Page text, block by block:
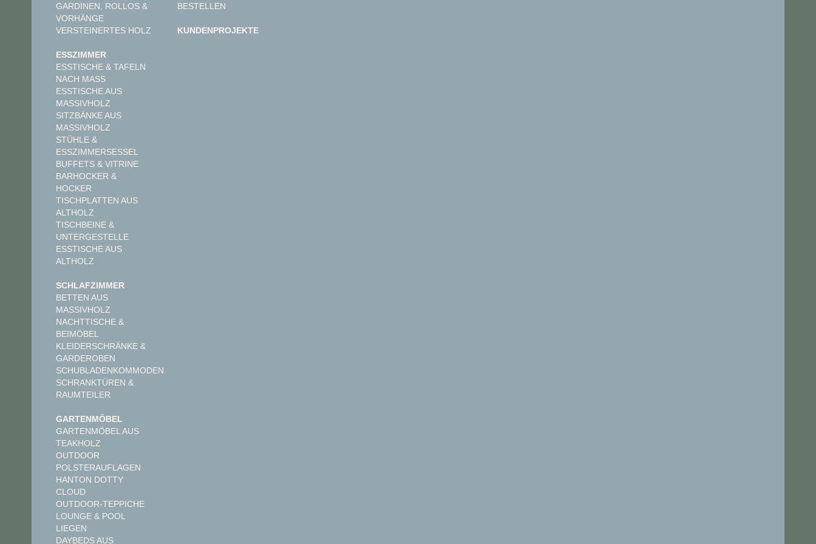
GARDINEN, ROLLOS &
VORHÄNGE
VERSTEINERTES HOLZ
ESSZIMMER
ESSTISCHE & TAFELN
NACH MASS
ESSTISCHE AUS
MASSIVHOLZ
SITZBÄNKE AUS
MASSIVHOLZ
STÜHLE &
ESSZIMMERSESSEL
BUFFETS & VITRINE
BARHOCKER &
HOCKER
TISCHPLATTEN AUS
ALTHOLZ
TISCHBEINE &
UNTERGESTELLE
ESSTISCHE AUS
ALTHOLZ
SCHLAFZIMMER
BETTEN AUS
MASSIVHOLZ
NACHTTISCHE &
BEIMÖBEL
KLEIDERSCHRÄNKE &
GARDEROBEN
SCHUBLADENKOMMODEN
SCHRANKTÜREN &
RAUMTEILER
GARTENMÖBEL
GARTENMÖBEL AUS
TEAKHOLZ
OUTDOOR
POLSTERAUFLAGEN
HANTON DOTTY
CLOUD
OUTDOOR-TEPPICHE
LOUNGE & POOL
LIEGEN
DAYBEDS AUS
BESTELLEN
KUNDENPROJEKTE